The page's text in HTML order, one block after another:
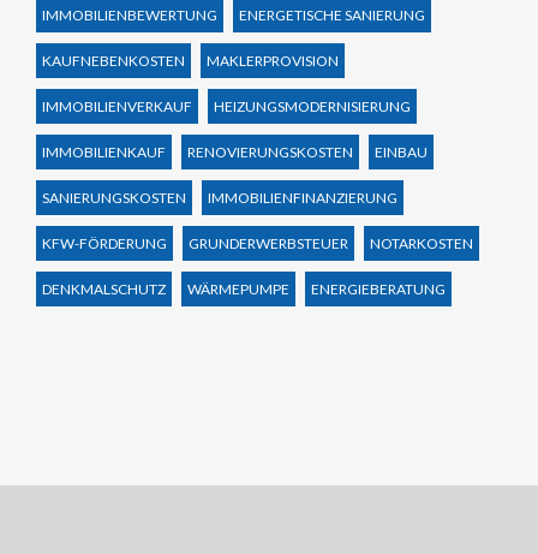
IMMOBILIENBEWERTUNG ENERGETISCHE SANIERUNG
KAUFNEBENKOSTEN MAKLERPROVISION
IMMOBILIENVERKAUF HEIZUNGSMODERNISIERUNG
IMMOBILIENKAUF RENOVIERUNGSKOSTEN EINBAU
SANIERUNGSKOSTEN IMMOBILIENFINANZIERUNG
KFW-FÖRDERUNG GRUNDERWERBSTEUER NOTARKOSTEN
DENKMALSCHUTZ WÄRMEPUMPE ENERGIEBERATUNG